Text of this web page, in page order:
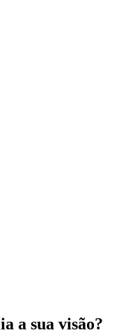
a sua visão?